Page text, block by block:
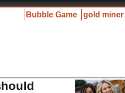
gold miner
Bubble Game